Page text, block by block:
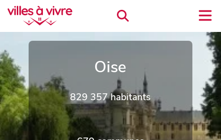
Oise
829 357 habitants